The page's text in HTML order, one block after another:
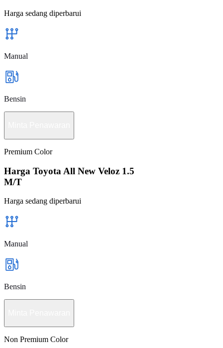
Harga sedang diperbarui
Manual
Bensin
Premium Color
Harga Toyota All New Veloz 1.5
M/T
Harga sedang diperbarui
Manual
Bensin
Non Premium Color